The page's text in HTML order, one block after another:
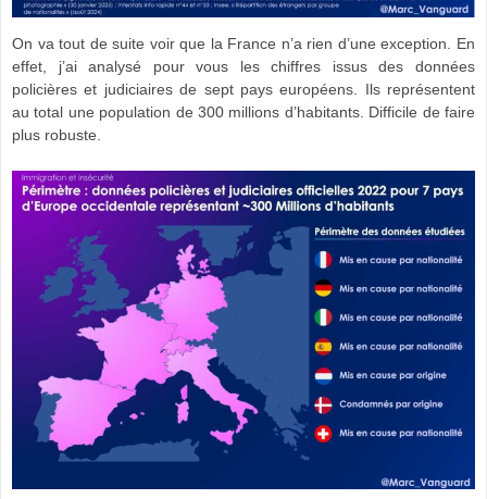
On va tout de suite voir que la France n’a rien d’une exception. En
effet, j’ai analysé pour vous les chiffres issus des données
policières et judiciaires de sept pays européens. Ils représentent
au total une population de 300 millions d’habitants. Difficile de faire
plus robuste.